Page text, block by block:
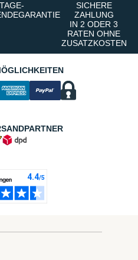
SICHERE
ZAHLUNG
IN 2 ODER 3
RATEN OHNE
ZUSATZKOSTEN